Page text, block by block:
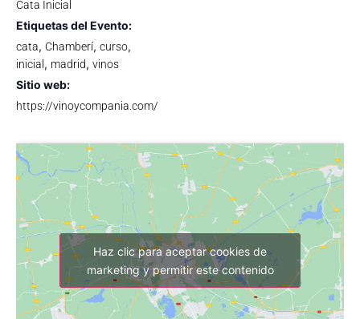
Cata Inicial
Etiquetas del Evento:
cata, Chamberí, curso,
inicial, madrid, vinos
Sitio web:
https://vinoycompania.com/
Haz clic para aceptar cookies de
marketing y permitir este contenido